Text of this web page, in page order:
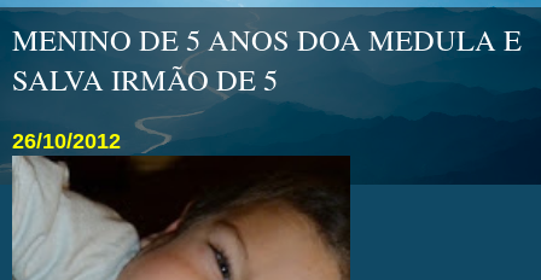
MENINO DE 5 ANOS DOA MEDULA E
SALVA IRMÃO DE 5
26/10/2012